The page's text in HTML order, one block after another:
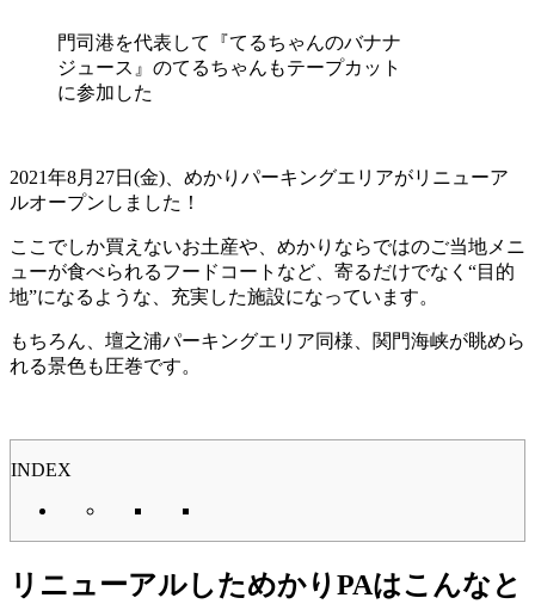
門司港を代表して『てるちゃんのバナナ
ジュース』のてるちゃんもテープカット
に参加した
2021年8月27日(金)、めかりパーキングエリアがリニューア
ルオープンしました！
ここでしか買えないお土産や、めかりならではのご当地メニ
ューが食べられるフードコートなど、寄るだけでなく“目的
地”になるような、充実した施設になっています。
もちろん、壇之浦パーキングエリア同様、関門海峡が眺めら
れる景色も圧巻です。
INDEX
リニューアルしためかりPAはこんなと